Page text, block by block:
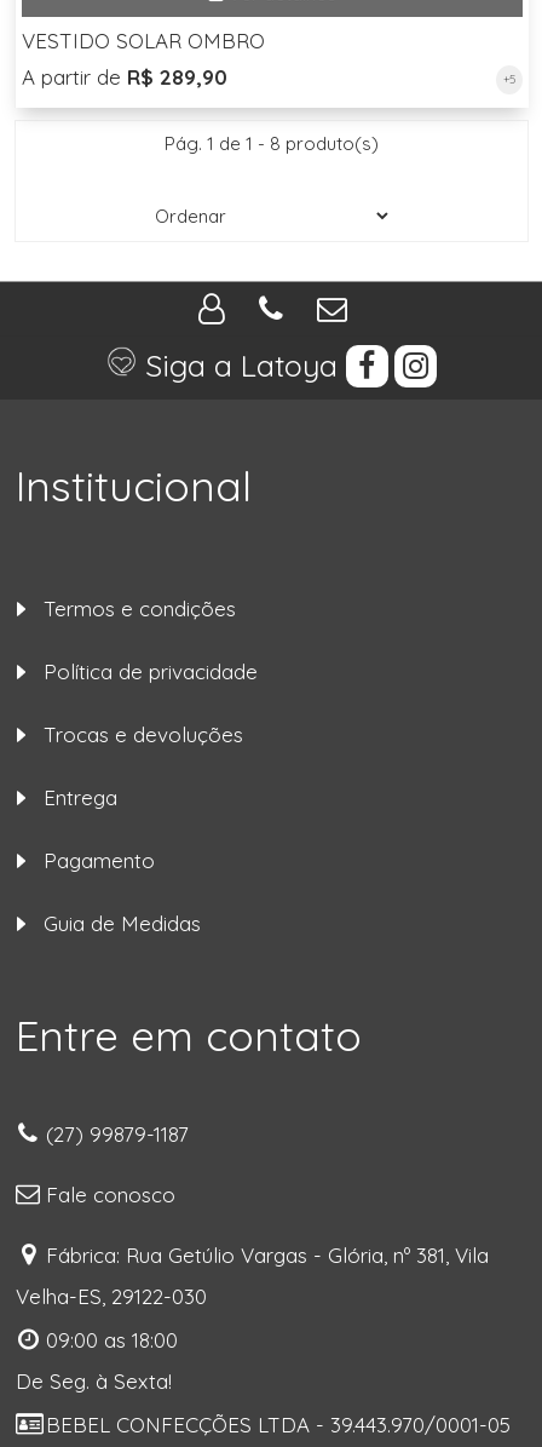
VESTIDO SOLAR OMBRO
A partir de R$ 289,90 +5
Pág. 1 de 1 - 8 produto(s)
Siga a Latoya
Institucional
Termos e condições
Política de privacidade
Trocas e devoluções
Entrega
Pagamento
Guia de Medidas
Entre em contato
(27) 99879-1187
Fale conosco
Fábrica: Rua Getúlio Vargas - Glória, nº 381, Vila
Velha-ES, 29122-030
09:00 as 18:00
De Seg. à Sexta!
BEBEL CONFECÇÕES LTDA - 39.443.970/0001-05